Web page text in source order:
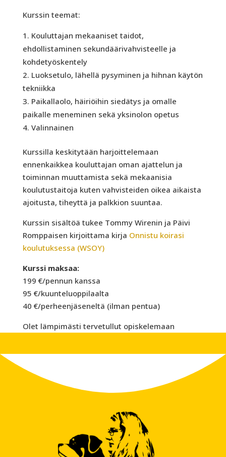
Kurssin teemat:
Kouluttajan mekaaniset taidot,
ehdollistaminen sekundäärivahvisteelle ja
kohdetyöskentely
Luoksetulo, lähellä pysyminen ja hihnan käytön
tekniikka
Paikallaolo, häiriöihin siedätys ja omalle
paikalle meneminen sekä yksinolon opetus
Valinnainen
Kurssilla keskitytään harjoittelemaan
ennenkaikkea kouluttajan oman ajattelun ja
toiminnan muuttamista sekä mekaanisia
koulutustaitoja kuten vahvisteiden oikea aikaista
ajoitusta, tiheyttä ja palkkion suuntaa.
Kurssin sisältöä tukee Tommy Wirenin ja Päivi
Romppaisen kirjoittama kirja Onnistu koirasi
koulutuksessa (WSOY)
Kurssi maksaa:
199 €/pennun kanssa
95 €/kuunteluoppilaalta
40 €/perheenjäseneltä (ilman pentua)
Olet lämpimästi tervetullut opiskelemaan